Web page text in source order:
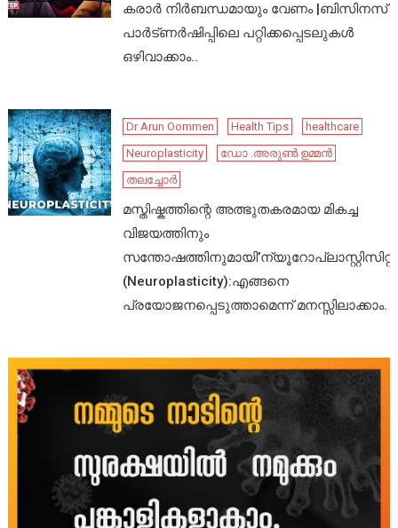
കരാർ നിർബന്ധമായും വേണം |ബിസിനസ്
പാർട്ണർഷിപ്പിലെ പറ്റിക്കപ്പെടലുകൾ
ഒഴിവാക്കാം..
Dr Arun Oommen Health Tips
healthcare
Neuroplasticity
ഡോ .അരുൺ ഉമ്മൻ
തലച്ചോർ
മസ്തിഷ്കത്തിന്റെ അത്ഭുതകരമായ മികച്ച
വിജയത്തിനും
സന്തോഷത്തിനുമായി’ന്യൂറോപ്ലാസ്റ്റിസിറ്റി’
(Neuroplasticity):എങ്ങനെ
പ്രയോജനപ്പെടുത്താമെന്ന് മനസ്സിലാക്കാം.